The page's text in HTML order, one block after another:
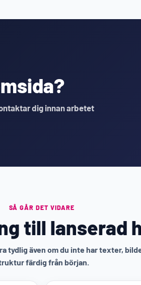
dig innan arbetet
SÅ GÅR DET VIDARE
till lanserad
tydlig även om du inte har texter,
färdig från början.